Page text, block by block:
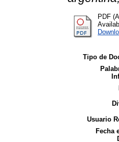
PDF
Tipo de
Usuario
Fecha